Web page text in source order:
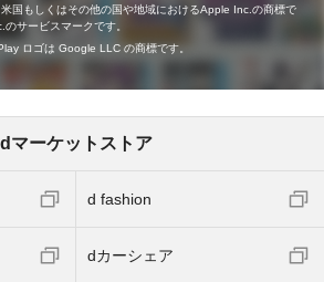
国もしくはその他の国や地域におけるApple Inc.の商標で
サービスマークです。
ロゴは Google LLC の商標です。
dマーケットストア
d fashion
dカーシェア